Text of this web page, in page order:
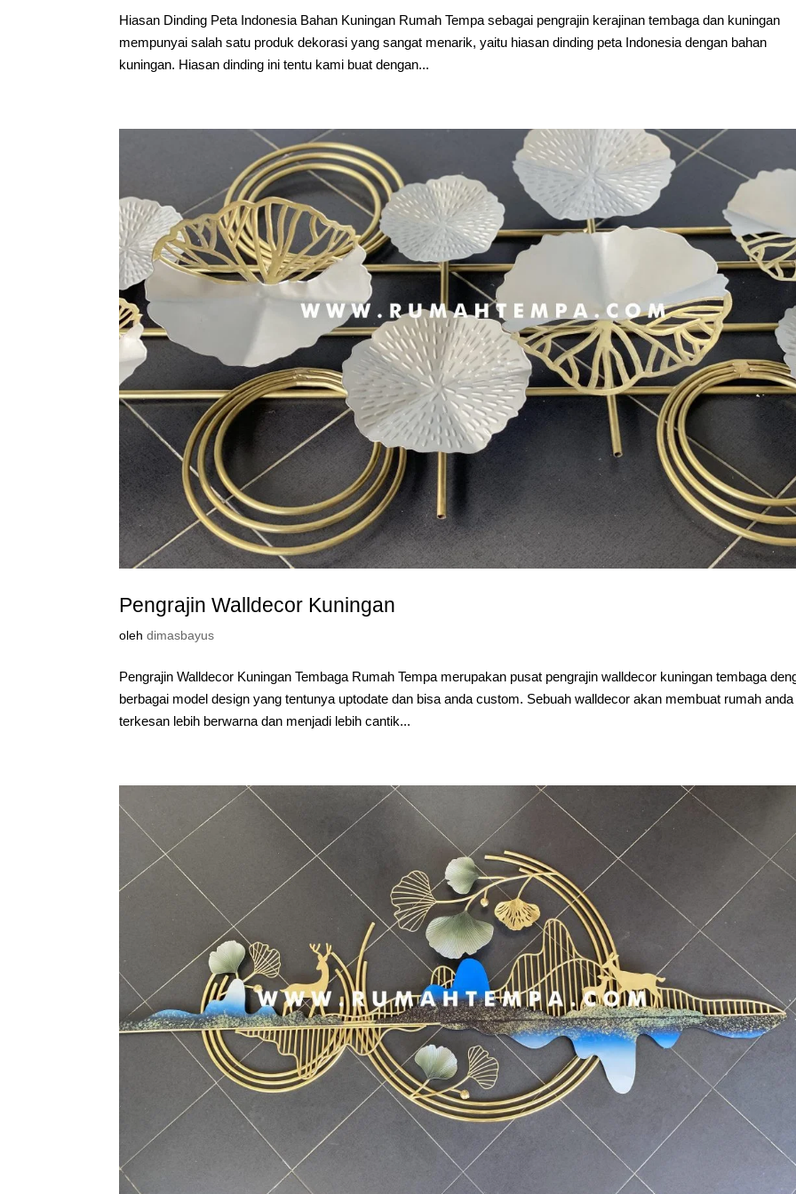
Hiasan Dinding Peta Indonesia Bahan Kuningan Rumah Tempa sebagai pengrajin kerajinan tembaga dan kuningan
mempunyai salah satu produk dekorasi yang sangat menarik, yaitu hiasan dinding peta Indonesia dengan bahan
kuningan. Hiasan dinding ini tentu kami buat dengan...
Pengrajin Walldecor Kuningan
olehdimasbayus
Pengrajin Walldecor Kuningan Tembaga Rumah Tempa merupakan pusat pengrajin walldecor kuningan tembaga
berbagai model design yang tentunya uptodate dan bisa anda custom. Sebuah walldecor akan membuat rumah anda
terkesan lebih berwarna dan menjadi lebih cantik...